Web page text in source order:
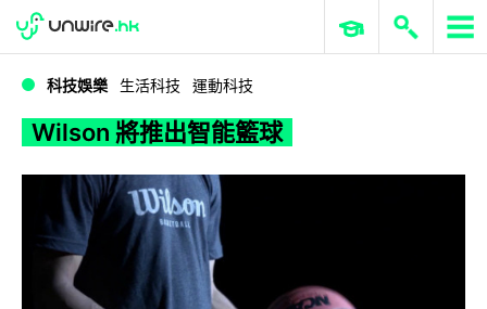
Wilson 將推出智能籃球
WWDC 2026 ERP 與商業 AI
科技娛樂 生活科技 運動科技
Wilson 將推出智能籃球